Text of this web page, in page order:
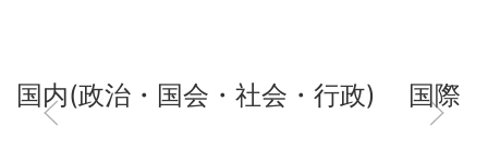
国内(政治・国会・社会・行政) 国際